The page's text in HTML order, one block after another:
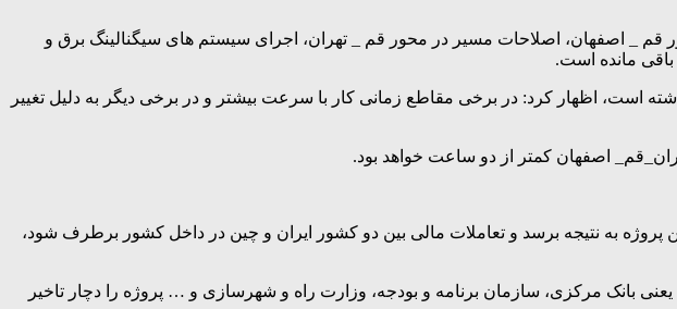
اجرای روسازی، ریل گذاری محور قم _ اصفهان، اصلاحات مسیر در محور قم _ تهران، اجرای سیستم های سیگنالینگ برق و
باقی مانده است.
فراز و نشیب های زیادی داشته است، اظهار کرد: در برخی مقاطع زمانی کار با سرعت بیشتر و در برخی دیگر به دلیل تغییر
اصفهان کمتر از دو ساعت خواهد بود.
پروژه به نتیجه برسد و تعاملات مالی بین دو کشور ایران و چین در داخل کشور برطرف شود،
بانک مرکزی، سازمان برنامه و بودجه، وزارت راه و شهرسازی و … پروژه را دچار تاخیر